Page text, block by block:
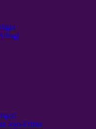
Jojo-Effekt